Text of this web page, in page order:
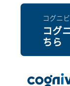
コグニ
コグ
ちら